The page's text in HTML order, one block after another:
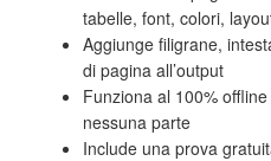
tabelle, font, colori,
Aggiunge filigrane,
di pagina all’output
Funziona al 100%
nessuna parte
Include una prova